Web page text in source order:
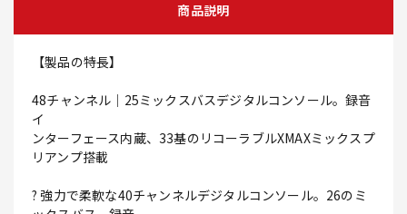
商品説明
【製品の特長】
48チャンネル｜25ミックスバスデジタルコンソール。録音
イ
ンターフェース内蔵、33基のリコーラブルXMAXミックスプ
リアンプ搭載
? 強力で柔軟な40チャンネルデジタルコンソール。26のミ